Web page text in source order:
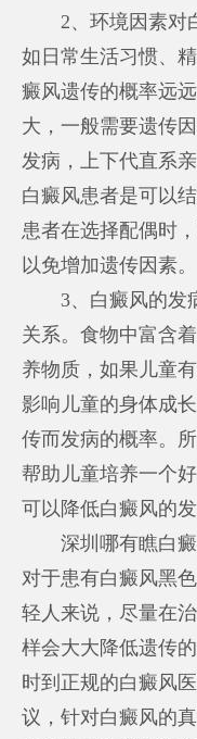
2、环境因素对白
如日常生活习惯、
癜风遗传的概率远
大，一般需要遗传
发病，上下代直系
白癜风患者是可以
患者在选择配偶时
以免增加遗传因素。
3、白癜风的发病
关系。食物中富含
养物质，如果儿童
影响儿童的身体成
传而发病的概率。
帮助儿童培养一个
可以降低白癜风的发
深圳哪有瞧白癜
对于患有白癜风黑
轻人来说，尽量在
样会大大降低遗传
时到正规的白癜风
议，针对白癜风的